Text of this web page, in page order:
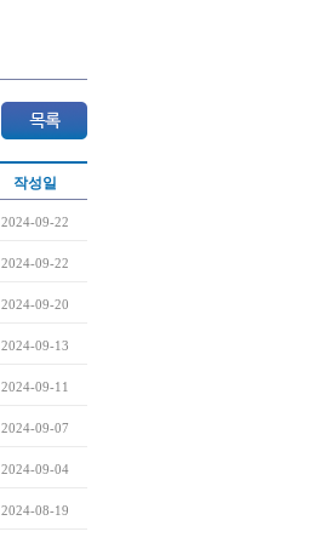
작성일
2024-09-22
2024-09-22
2024-09-20
2024-09-13
2024-09-11
2024-09-07
2024-09-04
2024-08-19